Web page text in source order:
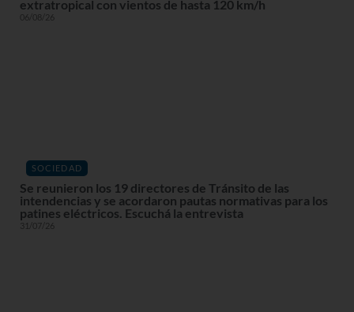
extratropical con vientos de hasta 120 km/h
06/08/26
SOCIEDAD
Se reunieron los 19 directores de Tránsito de las
intendencias y se acordaron pautas normativas para los
patines eléctricos. Escuchá la entrevista
31/07/26